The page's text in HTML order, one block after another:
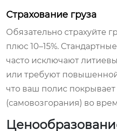
Страхование груза
Обязательно страхуйте
плюс 10–15%.
часто исключают
или требуют
что ваш полис
(самовозгорания) во